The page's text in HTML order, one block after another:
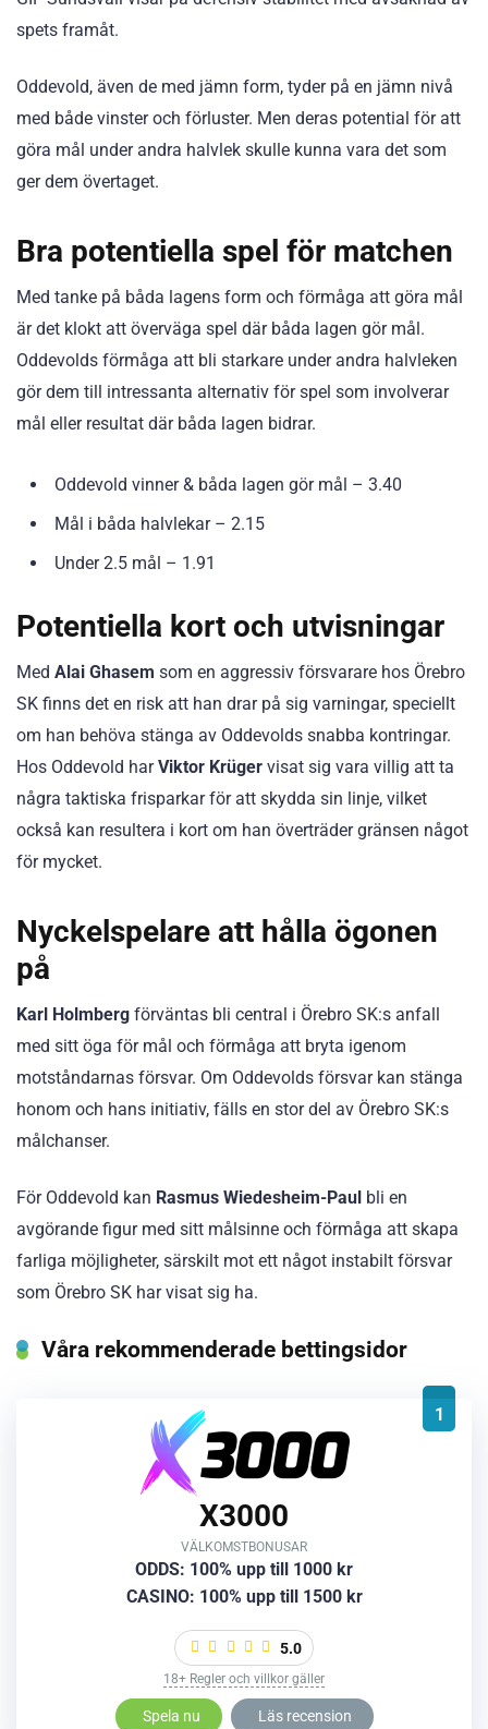
spets framåt.
Oddevold, även de med jämn form, tyder på en jämn nivå
med både vinster och förluster. Men deras potential för att
göra mål under andra halvlek skulle kunna vara det som
ger dem övertaget.
Bra potentiella spel för matchen
Med tanke på båda lagens form och förmåga att göra mål
är det klokt att överväga spel där båda lagen gör mål.
Oddevolds förmåga att bli starkare under andra halvleken
gör dem till intressanta alternativ för spel som involverar
mål eller resultat där båda lagen bidrar.
Oddevold vinner & båda lagen gör mål – 3.40
Mål i båda halvlekar – 2.15
Under 2.5 mål – 1.91
Potentiella kort och utvisningar
Med Alai Ghasem som en aggressiv försvarare hos Örebro
SK finns det en risk att han drar på sig varningar, speciellt
om han behöva stänga av Oddevolds snabba kontringar.
Hos Oddevold harViktor Krüger visat sig vara villig att ta
några taktiska frisparkar för att skydda sin linje, vilket
också kan resultera i kort om han överträder gränsen något
för mycket.
Nyckelspelare att hålla ögonen
på
Karl Holmberg förväntas bli central i Örebro SK:s anfall
med sitt öga för mål och förmåga att bryta igenom
motståndarnas försvar. Om Oddevolds försvar kan stänga
honom och hans initiativ, fälls en stor del av Örebro SK:s
målchanser.
För Oddevold kan Rasmus Wiedesheim-Paul bli en
avgörande figur med sitt målsinne och förmåga att skapa
farliga möjligheter, särskilt mot ett något instabilt försvar
som Örebro SK har visat sig ha.
Våra rekommenderade bettingsidor
1
X3000
VÄLKOMSTBONUSAR
ODDS: 100% upp till 1000 kr
CASINO: 100% upp till 1500 kr
5.0
18+ Regler och villkor gäller
Spela nu Läs recension